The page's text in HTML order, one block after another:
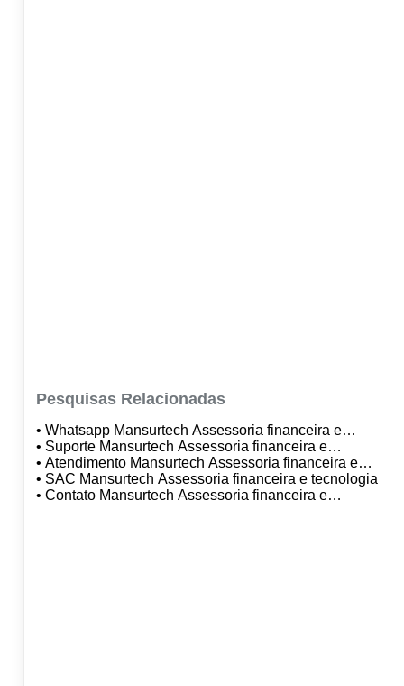
Pesquisas Relacionadas
• Whatsapp Mansurtech Assessoria financeira e
tecnologia
• Suporte Mansurtech Assessoria financeira e
tecnologia
• Atendimento Mansurtech Assessoria financeira e
tecnologia
• SAC Mansurtech Assessoria financeira e tecnologia
• Contato Mansurtech Assessoria financeira e